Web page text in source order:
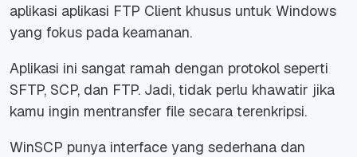
aplikasi aplikasi FTP Client khusus untuk Windows
yang fokus pada keamanan.
Aplikasi ini sangat ramah dengan protokol seperti
SFTP, SCP, dan FTP. Jadi, tidak perlu khawatir jika
kamu ingin mentransfer file secara terenkripsi.
WinSCP punya interface yang sederhana dan